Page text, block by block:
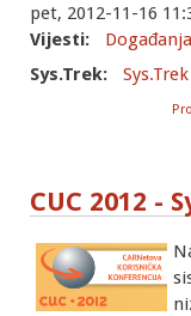
pet, 2012-11-16
Vijesti:
Događanja
Sys.Trek:
CUC 2012 -